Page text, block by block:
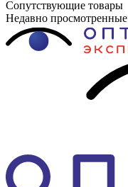
Сопутствующие товары
Недавно просмотренные